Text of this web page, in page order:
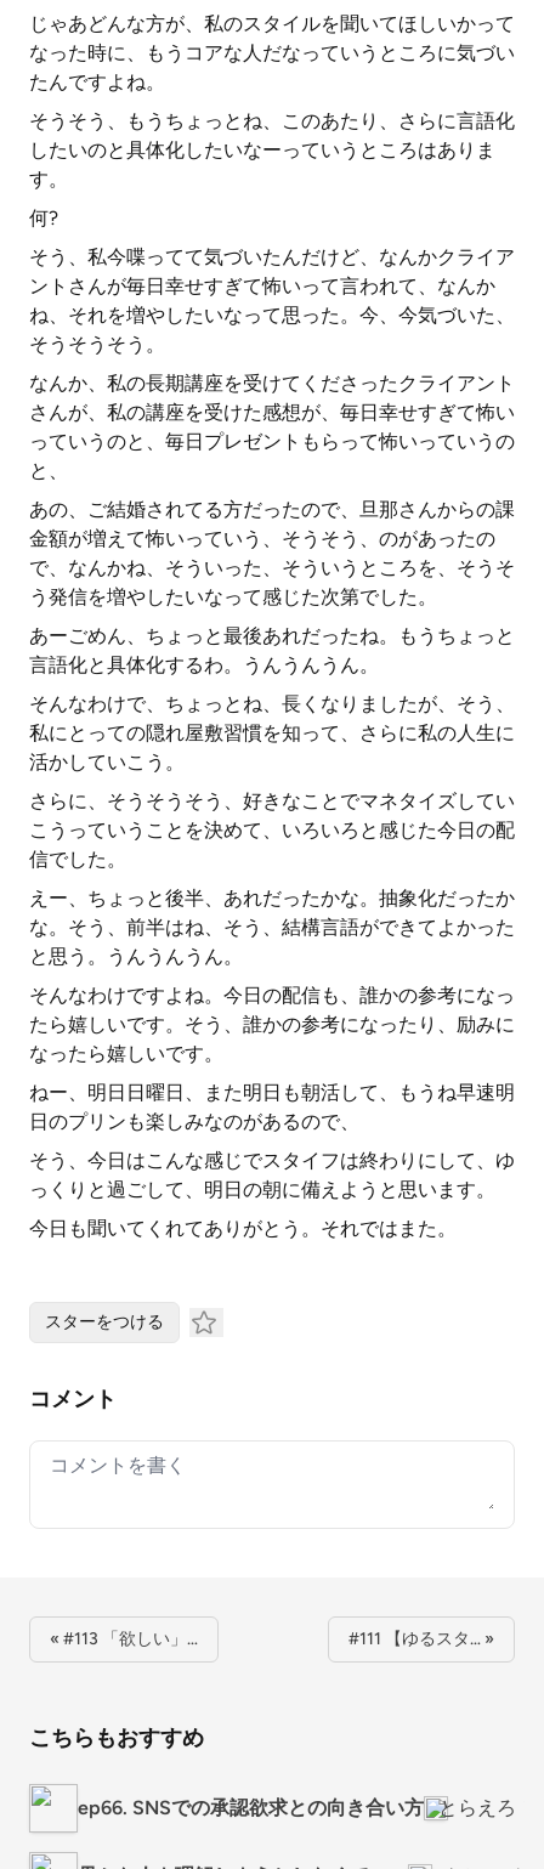
じゃあどんな方が、私のスタイルを聞いてほしいかって
なった時に、もうコアな人だなっていうところに気づい
たんですよね。
そうそう、もうちょっとね、このあたり、さらに言語化
したいのと具体化したいなーっていうところはありま
す。
何?
そう、私今喋ってて気づいたんだけど、なんかクライア
ントさんが毎日幸せすぎて怖いって言われて、なんか
ね、それを増やしたいなって思った。今、今気づいた、
そうそうそう。
なんか、私の長期講座を受けてくださったクライアント
さんが、私の講座を受けた感想が、毎日幸せすぎて怖い
っていうのと、毎日プレゼントもらって怖いっていうの
と、
あの、ご結婚されてる方だったので、旦那さんからの課
金額が増えて怖いっていう、そうそう、のがあったの
で、なんかね、そういった、そういうところを、そうそ
う発信を増やしたいなって感じた次第でした。
あーごめん、ちょっと最後あれだったね。もうちょっと
言語化と具体化するわ。うんうんうん。
そんなわけで、ちょっとね、長くなりましたが、そう、
私にとっての隠れ屋敷習慣を知って、さらに私の人生に
活かしていこう。
さらに、そうそうそう、好きなことでマネタイズしてい
こうっていうことを決めて、いろいろと感じた今日の配
信でした。
えー、ちょっと後半、あれだったかな。抽象化だったか
な。そう、前半はね、そう、結構言語ができてよかった
と思う。うんうんうん。
そんなわけですよね。今日の配信も、誰かの参考になっ
たら嬉しいです。そう、誰かの参考になったり、励みに
なったら嬉しいです。
ねー、明日日曜日、また明日も朝活して、もうね早速明
日のプリンも楽しみなのがあるので、
そう、今日はこんな感じでスタイフは終わりにして、ゆ
っくりと過ごして、明日の朝に備えようと思います。
今日も聞いてくれてありがとう。それではまた。
スターをつける
コメント
Your comment
« #113 「欲しい」… #111 【ゆるスタ… »
こちらもおすすめ
ep66. SNSでの承認欲求との向き合い方 とらえろ！